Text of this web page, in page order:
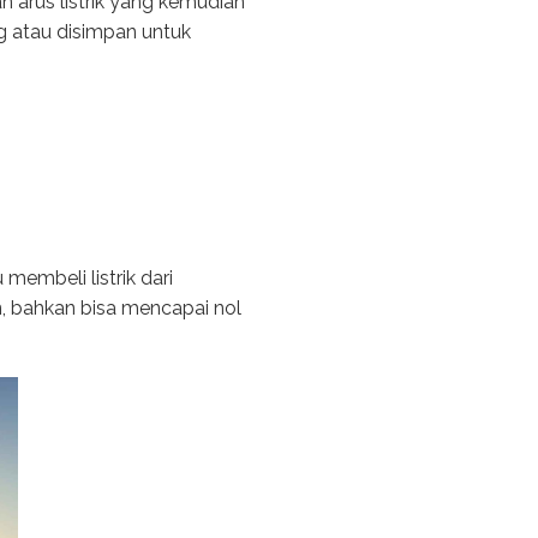
atau disimpan untuk
membeli listrik dari
bahkan bisa mencapai nol